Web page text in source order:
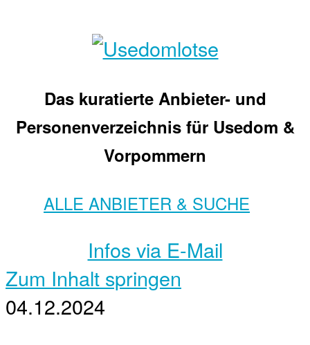
Das kuratierte Anbieter- und
Personenverzeichnis für Usedom &
Vorpommern
ALLE ANBIETER & SUCHE
Infos via E-Mail
Zum Inhalt springen
04.12.2024